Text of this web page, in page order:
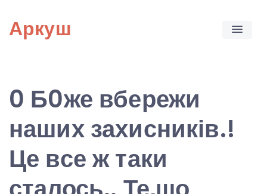
content
Аркуш
0 Б0же вбережи
наших захисників.!
Це все ж таки